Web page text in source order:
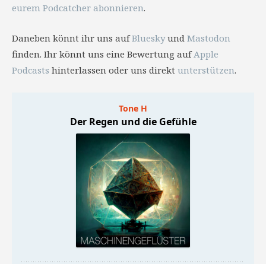
eurem Podcatcher abonnieren.
Daneben könnt ihr uns aufBlueskyund Mastodon
finden. Ihr könnt uns eine Bewertung aufApple
Podcasts hinterlassen oder uns direkt unterstützen.